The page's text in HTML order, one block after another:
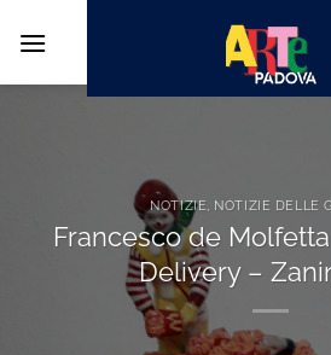
NOTIZIE, NOTIZIE DELLE
Francesco de
Delivery –